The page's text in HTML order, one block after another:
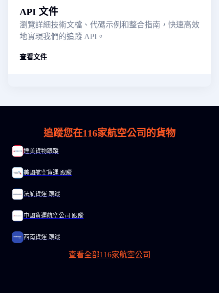
API 文件
瀏覽詳細技術文檔、代碼示例和整合指南，快速高效
地實現我們的追蹤 API。
查看文件
追蹤您在116家航空公司的貨物
達美貨物跟蹤
美國航空貨運 跟蹤
法航貨運 跟蹤
中國貨運航空公司 跟蹤
西南貨運 跟蹤
查看全部116家航空公司